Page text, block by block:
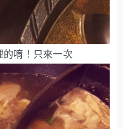
唷！只來一次